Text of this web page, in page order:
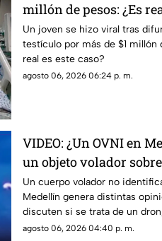
millón de pesos: ¿Es
en redes sociales?
Un joven se hizo viral tras
testículo por más de $1 millón
real es este caso?
agosto 06, 2026 06:24 p. m.
VIDEO: ¿Un OVNI en
un objeto volador
Un cuerpo volador no
Medellín genera distintas
discuten si se trata de un
agosto 06, 2026 04:40 p. m.